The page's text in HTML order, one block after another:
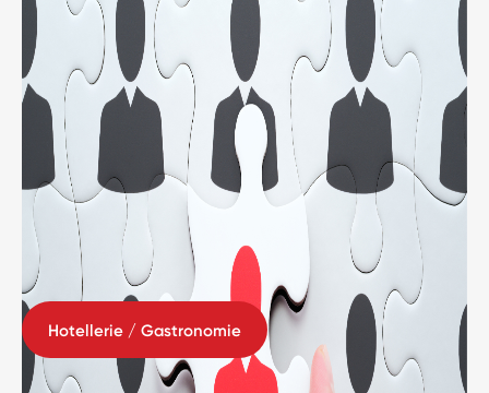
Hotellerie / Gastronomie